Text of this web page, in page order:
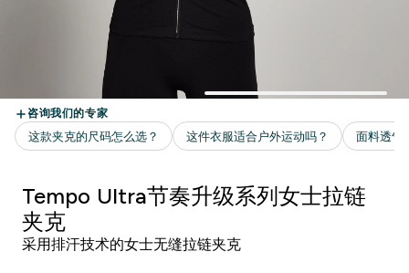
Tempo Ultra节奏升级系列女士拉链
夹克
采用排汗技术的女士无缝拉链夹克